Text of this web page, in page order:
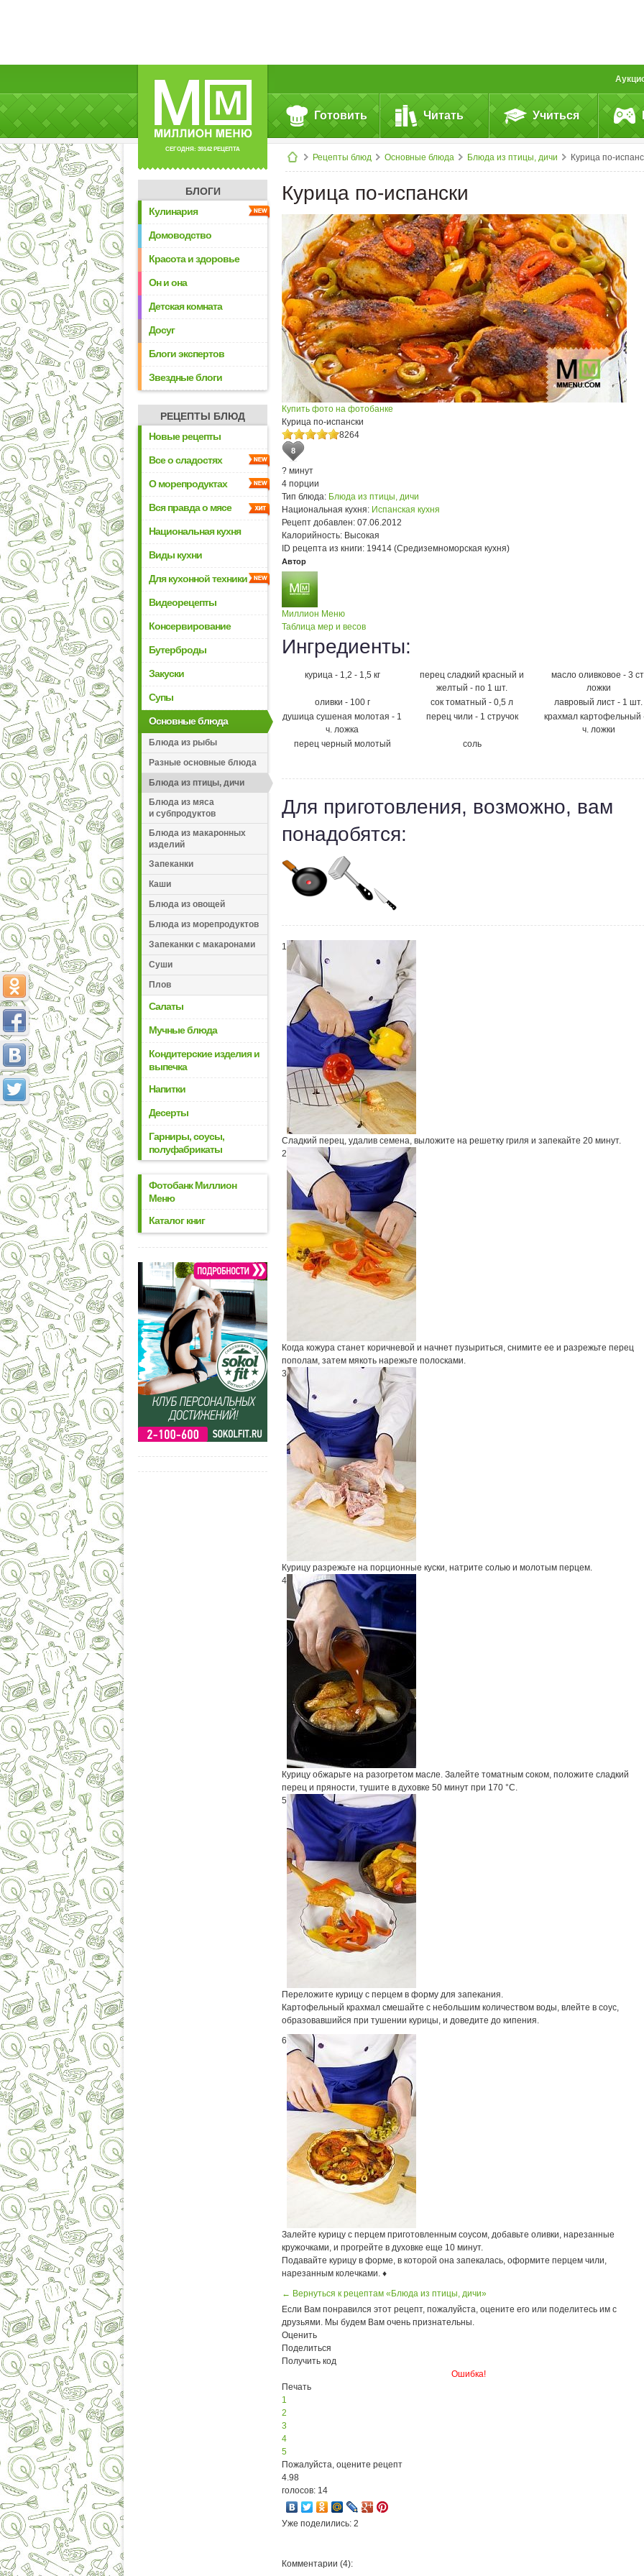
СЕГОДНЯ: 39142 РЕЦЕПТА
Готовить Читать Учиться
Рецепты блюд Основные блюда Блюда из птицы, дичи Курица по-
БЛОГИ
Кулинария
Домоводство
Красота и здоровье
Он и она
Детская комната
Досуг
Блоги экспертов
Звездные блоги
РЕЦЕПТЫ БЛЮД
Новые рецепты
Все о сладостях
О морепродуктах
Вся правда о мясе
Национальная кухня
Виды кухни
Для кухонной техники
Видеорецепты
Консервирование
Бутерброды
Закуски
Супы
Основные блюда
Блюда из рыбы
Разные основные блюда
Блюда из птицы, дичи
Блюда из мяса
и субпродуктов
Блюда из макаронных
изделий
Запеканки
Каши
Блюда из овощей
Блюда из морепродуктов
Запеканки с макаронами
Суши
Плов
Салаты
Мучные блюда
Кондитерские изделия и
выпечка
Напитки
Десерты
Гарниры, соусы,
полуфабрикаты
Фотобанк Миллион
Меню
Каталог книг
Курица по-испански
Купить фото на фотобанке
Курица по-испански
8264
8
? минут
4 порции
Тип блюда: Блюда из птицы, дичи
Национальная кухня: Испанская кухня
Рецепт добавлен: 07.06.2012
Калорийность: Высокая
ID рецепта из книги: 19414 (Средиземноморская кухня)
Автор
Миллион Меню
Таблица мер и весов
Ингредиенты:
курица - 1,2 - 1,5 кг
перец сладкий красный и
желтый - по 1 шт.
масло оливковое - 3
ложки
оливки - 100 г
сок томатный - 0,5 л
лавровый лист - 1 шт.
душица сушеная молотая - 1
ч. ложка
перец чили - 1 стручок
крахмал картофельный
ч. ложки
перец черный молотый
соль
Для приготовления, возможно, вам
понадобятся:
1
Сладкий перец, удалив семена, выложите на решетку гриля и запекайте 20 минут.
2
Когда кожура станет коричневой и начнет пузыриться, снимите ее и разрежьте перец
пополам, затем мякоть нарежьте полосками.
3
Курицу разрежьте на порционные куски, натрите солью и молотым перцем.
4
Курицу обжарьте на разогретом масле. Залейте томатным соком, положите сладкий
перец и пряности, тушите в духовке 50 минут при 170 °С.
5
Переложите курицу с перцем в форму для запекания.
Картофельный крахмал смешайте с небольшим количеством воды, влейте в соус,
образовавшийся при тушении курицы, и доведите до кипения.
6
Залейте курицу с перцем приготовленным соусом, добавьте оливки, нарезанные
кружочками, и прогрейте в духовке еще 10 минут.
Подавайте курицу в форме, в которой она запекалась, оформите перцем чили,
нарезанным колечками. ♦
← Вернуться к рецептам «Блюда из птицы, дичи»
Если Вам понравился этот рецепт, пожалуйста, оцените его или поделитесь им с
друзьями. Мы будем Вам очень признательны.
Оценить
Поделиться
Получить код
Ошибка!
Печать
1
2
3
4
5
Пожалуйста, оцените рецепт
4.98
голосов: 14
Уже поделились: 2
Комментарии (4):